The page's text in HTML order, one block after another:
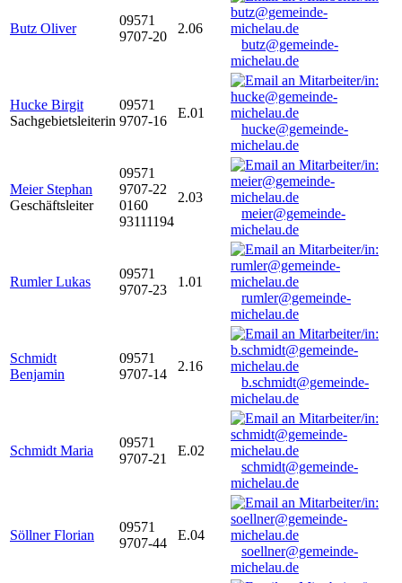
Butz Oliver
09571
9707-20
2.06
butz@gemeinde-
michelau.de
Hucke Birgit
Sachgebietsleiterin
09571
9707-16
E.01
hucke@gemeinde-
michelau.de
Meier Stephan
Geschäftsleiter
09571
9707-22
0160
93111194
2.03
meier@gemeinde-
michelau.de
Rumler Lukas
09571
9707-23
1.01
rumler@gemeinde-
michelau.de
Schmidt
Benjamin
09571
9707-14
2.16
b.schmidt@gemeinde-
michelau.de
Schmidt Maria
09571
9707-21
E.02
schmidt@gemeinde-
michelau.de
Söllner Florian
09571
9707-44
E.04
soellner@gemeinde-
michelau.de